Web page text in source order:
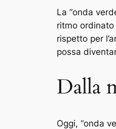
La “onda
ritmo
rispetto per
possa
Dalla
Oggi, “onda